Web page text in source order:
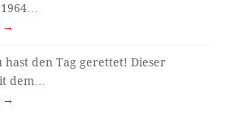
→
hast den Tag gerettet! Dieser
dem…
→